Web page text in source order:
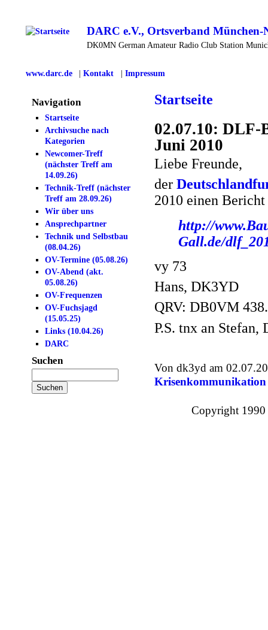
DARC e.V., Ortsverband München-
DK0MN German Amateur Radio Club Station
www.darc.de |Kontakt | Impressum
Navigation
Startseite
Archivsuche nach
Kategorien
Newcomer-Treff
(nächster Treff am
14.09.26)
Technik-Treff (nächster
Treff am 28.09.26)
Wir über uns
Ansprechpartner
Technik und Selbstbau
(08.04.26)
OV-Termine (05.08.26)
OV-Abend (akt.
05.08.26)
OV-Frequenzen
OV-Fuchsjagd
(15.05.25)
Links (10.04.26)
DARC
Suchen
Startseite
02.07.10:
Juni 2010
Liebe Freunde,
der
2010 einen
http://
Gall.de/
vy 73
Hans, DK3YD
QRV: DB0VM
P.S. tnx an
Von dk3yd am
Krisenkommunikation
Copyright 1990